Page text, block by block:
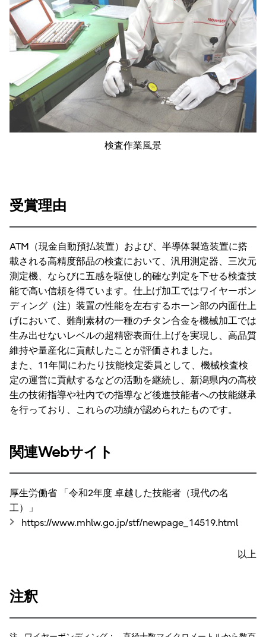
検査作業風景
受賞理由
ATM（現金自動預払装置）および、半導体製造装置に搭
載される高精度部品の検査において、汎用測定器、三次元
測定機、ならびに五感を駆使し的確な判定を下せる検査技
能で高い信頼を得ています。仕上げ加工ではワイヤーボン
ディング（注）装置の性能を左右するホーン部の内面仕上
げにおいて、難削素材の一種のチタン合金を機械加工では
生み出せないレベルの超精密表面仕上げを実現し、高品質
維持や量産化に貢献したことが評価されました。
また、11年間にわたり技能検定委員として、機械検査検
定の運営に貢献するなどの活動を継続し、新潟県内の高校
生の技術指導や社内での指導など後進技能者への技能継承
を行っており、これらの功績が認められたものです。
関連Webサイト
厚生労働省 「令和2年度 卓越した技能者（現代の名
工）」
https://www.mhlw.go.jp/stf/newpage_14519.html
以上
注釈